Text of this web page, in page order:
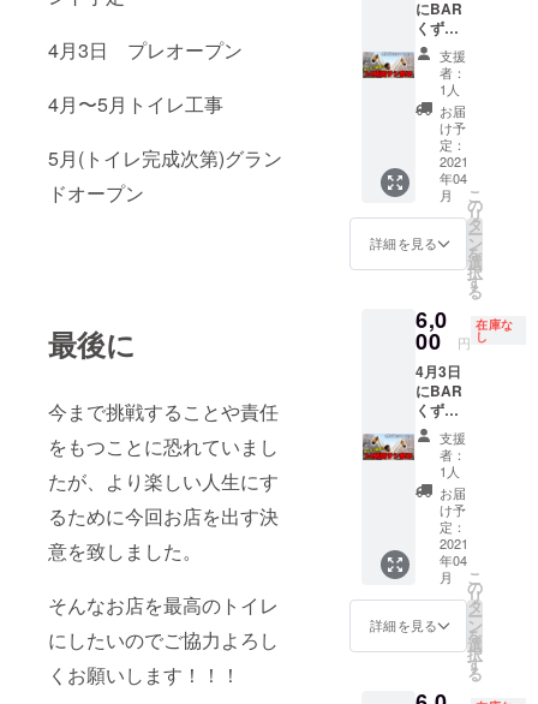
4月3日 プレオープン
4月〜5月トイレ工事
5月(トイレ完成次第)グラン
ドオープン
最後に
今まで挑戦することや責任
をもつことに恐れていまし
たが、より楽しい人生にす
るために今回お店を出す決
意を致しました。
そんなお店を最高のトイレ
にしたいのでご協力よろし
くお願いします！！！
でお送
りしま
す。ご
来店時
に画面
を確認
致しま
す。 ※
当日の
ドリン
ク代は
チケッ
トに含
べ物の
持ち込
です
24時間
サシ飲
みをす
る企画
です) 当
日5分前
にお店
に来て
頂いて2
時間
みっち
り飲み
ながら
※受け渡
し方
法：
メール
でお送
りしま
す。ご
来店時
に画面
を確認
致しま
す。 ※
当日の
ドリン
ク代は
チケッ
トに含
にBAR
くずの
巣窟で
開催さ
れる
オープ
ンイベ
ント24
時間サ
シ飲み
22:00〜
24:00枠
です。
(すずき
やが2時
間おき
に人を
かえて
24時間
サシ飲
みをす
る企画
です) 当
日5分前
にお店
に来て
頂いて2
時間
みっち
り飲み
ながら
支援
者：
1人
お届
け予
定：
2021
年04
月
詳細を見る
こ
の
リ
タ
ー
ン
を
選
択
す
る
6,0
00 円
在庫な
し
4月3日
にBAR
くずの
巣窟で
開催さ
れる
オープ
ンイベ
ント24
時間サ
シ飲み
0:00〜
2:00枠
です。
(すずき
やが2時
支援
者：
1人
お届
け予
定：
2021
年04
月
詳細を見る
こ
の
リ
タ
ー
ン
を
選
択
す
る